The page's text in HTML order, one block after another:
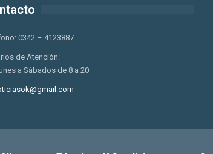
0342 – 4123887
de Atención:
a Sábados de 8 a 20